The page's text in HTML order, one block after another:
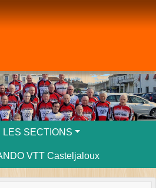
LES SECTIONS
VTT Casteljaloux